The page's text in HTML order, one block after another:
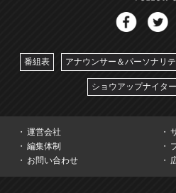
番組表 アナウンサー＆パーソナリ
ショウアップナイター
運営会社
編集体制
お問い合わせ